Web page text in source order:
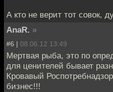
А кто не верит тот совок,
AnaR. »
#6 | 08.06.12 13:49
Мертвая рыба, это по
для ценителей бывает
Кровавый
бизнес!!!